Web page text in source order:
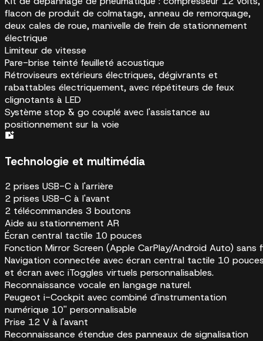
flacon de produit de colmatage, anneau de remorquage,
deux cales de roue, manivelle de frein de stationnement
électrique
Limiteur de vitesse
Pare-brise teinté feuilleté acoustique
Rétroviseurs extérieurs électriques, dégivrants et
rabattables électriquement, avec répétiteurs de feux
clignotants à LED
Système stop & go couplé avec l'assistance au
positionnement sur la voie
Technologie et multimédia
2 prises USB-C à l'arrière
2 prises USB-C à l'avant
2 télécommandes 3 boutons
Aide au stationnement AR
Écran central tactile 10 pouces
Fonction Mirror Screen (Apple CarPlay/Android Auto) sans
Navigation connectée avec écran central tactile 10
et écran avec iToggles virtuels personnalisables.
Reconnaissance vocale en langage naturel.
Peugeot i-Cockpit avec combiné d'instrumentation
numérique 10'' personnalisable
Prise 12 V à l'avant
Reconnaissance étendue des panneaux de signalisation